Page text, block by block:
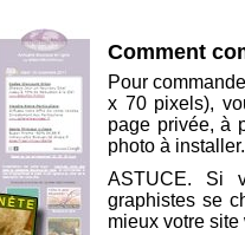
Comment
Pour
x 70 pixels),
page privée, à
photo à installer.
ASTUCE. Si
graphistes se
mieux votre site